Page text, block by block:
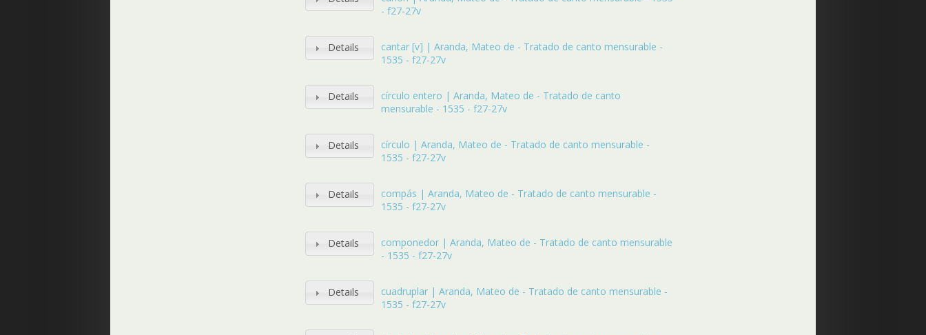
- f27-27v
Details
cantar [v] | Aranda, Mateo de - Tratado de canto mensurable -
1535 - f27-27v
Details
círculo entero | Aranda, Mateo de - Tratado de canto
mensurable - 1535 - f27-27v
Details
círculo | Aranda, Mateo de - Tratado de canto mensurable -
1535 - f27-27v
Details
compás | Aranda, Mateo de - Tratado de canto mensurable -
1535 - f27-27v
Details
componedor | Aranda, Mateo de - Tratado de canto mensurable
- 1535 - f27-27v
Details
cuadruplar | Aranda, Mateo de - Tratado de canto mensurable -
1535 - f27-27v